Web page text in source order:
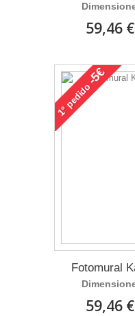
59,46 €
1°
pedido
-5€
Fotomural
59,46 €